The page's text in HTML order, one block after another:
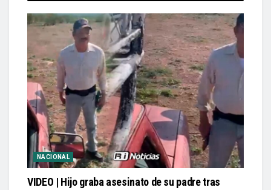
NACIONAL
VIDEO | Hijo graba asesinato de su padre tras